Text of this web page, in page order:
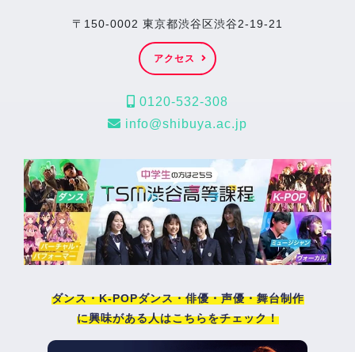
〒150-0002 東京都渋谷区渋谷2-19-21
アクセス
0120-532-308
info@shibuya.ac.jp
ダンス・K-POPダンス・俳優・声優・舞台制作
に興味がある人はこちらをチェック！